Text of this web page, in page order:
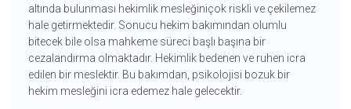
altında bulunması hekimlik mesleğiniçok riskli ve çekilemez
hale getirmektedir. Sonucu hekim bakımından olumlu
bitecek bile olsa mahkeme süreci başlı başına bir
cezalandırma olmaktadır. Hekimlik bedenen ve ruhen icra
edilen bir meslektir. Bu bakımdan, psikolojisi bozuk bir
hekim mesleğini icra edemez hale gelecektir.